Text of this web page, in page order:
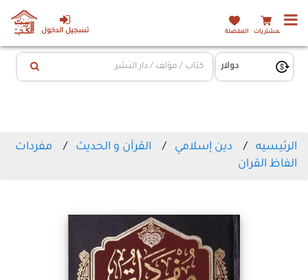
تسجيل الدخول المشتريات المفضلة
الرئيسيه دين إسلامي القرآن و الحديث
مفردات
الفاظ القران